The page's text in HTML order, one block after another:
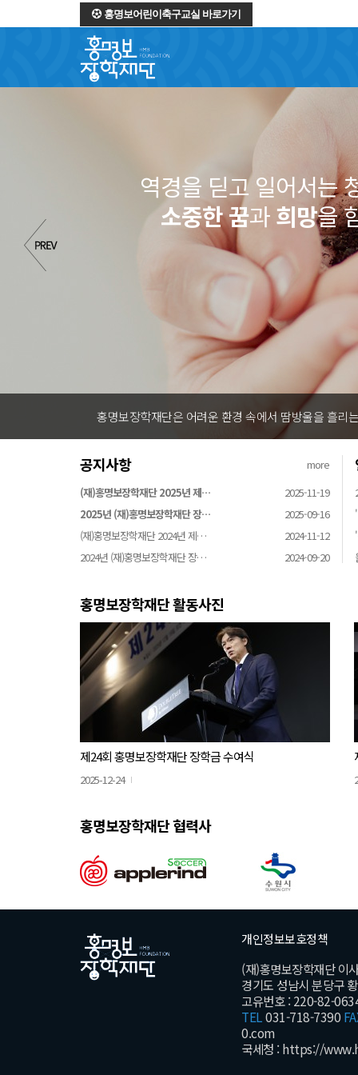
홍명보어린이축구교실 바로가기
역경을 딛고 일어서는
소중한 꿈과희망을
홍명보장학재단은 어려운 환경 속에서 땀방울을 흘리
공지사항
more
(재)홍명보장학재단 2025년 제…
2025-11-19
2025년 (재)홍명보장학재단 장…
2025-09-16
(재)홍명보장학재단 2024년 제…
2024-11-12
2024년 (재)홍명보장학재단 장…
2024-09-20
홍명보장학재단 활동사진
제24회 홍명보장학재단 장학금 수여식
2025-12-24
홍명보장학재단 협력사
개인정보보호정책
(재)홍명보장학재단 이
경기도 성남시 분당구
고유번호 : 220-82-
TEL031-718-7390
0.com
국세청 : https://